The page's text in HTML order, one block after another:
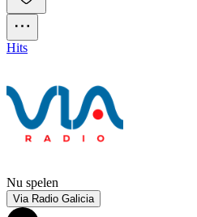
Hits
Nu spelen
Via Radio Galicia